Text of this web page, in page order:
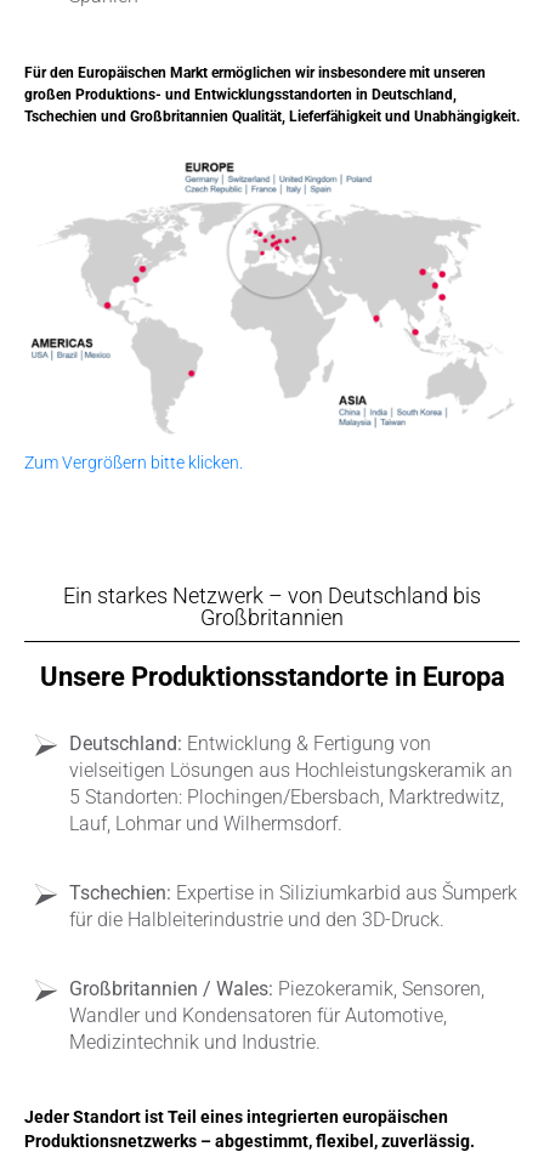
Für den Europäischen Markt ermöglichen wir insbesondere mit unseren
großen Produktions- und Entwicklungsstandorten in Deutschland,
Tschechien und Großbritannien Qualität, Lieferfähigkeit und Unabhängigkeit.
Zum Vergrößern bitte klicken.
Ein starkes Netzwerk – von Deutschland bis
Großbritannien
Unsere Produktionsstandorte in Europa
Deutschland: Entwicklung & Fertigung von
vielseitigen Lösungen aus Hochleistungskeramik an
5 Standorten: Plochingen/Ebersbach, Marktredwitz,
Lauf, Lohmar und Wilhermsdorf.
Tschechien: Expertise in Siliziumkarbid aus Šumperk
für die Halbleiterindustrie und den 3D-Druck.
Großbritannien / Wales: Piezokeramik, Sensoren,
Wandler und Kondensatoren für Automotive,
Medizintechnik und Industrie.
Jeder Standort ist Teil eines integrierten europäischen
Produktionsnetzwerks – abgestimmt, flexibel, zuverlässig.